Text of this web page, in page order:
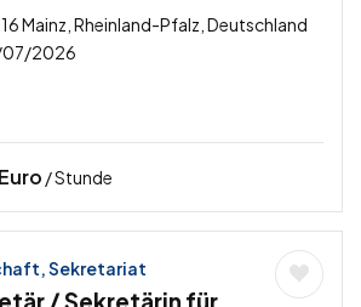
Mainz, Rheinland-Pfalz, Deutschland
2026
Euro / Stunde
Sekretariat
/ Sekretärin für